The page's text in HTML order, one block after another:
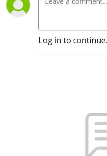
Log in to continue.